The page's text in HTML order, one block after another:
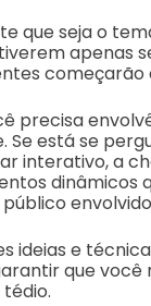
que seja o
apenas
começarão
precisa
Se está se
interativo, a
dinâmicos
ideias e
que você